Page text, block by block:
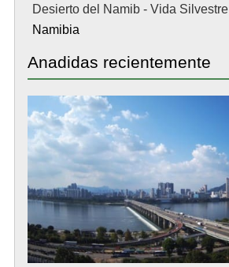
Desierto del Namib - Vida Silvestre
Namibia
Anadidas recientemente